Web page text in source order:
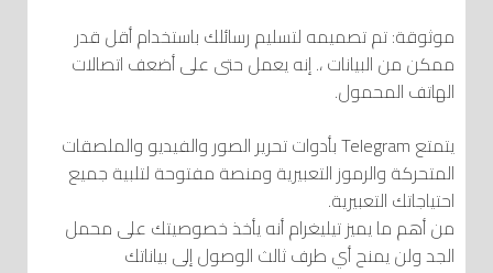
موثوقة: تم تصميمه لتسليم رسائلك باستخدام أقل قدر
ممكن من البيانات ،. إنه يعمل حتى على أضعف اتصالات
الهاتف المحمول.
يتمتع Telegram بأدوات تحرير الصور والفيديو والملصقات
المتحركة والرموز التعبيرية ومنصة مفتوحة لتلبية جميع
احتياجاتك التعبيرية.
من أهم ما يميز تيليغرام أنه يأخذ خصوصيتك على محمل
الجد ولن يمنح أي طرف ثالث الوصول إلى بياناتك